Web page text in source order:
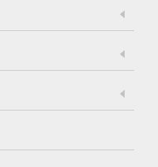
動物実験をしない
Kids
Oral care（オーラルケア）
期便）